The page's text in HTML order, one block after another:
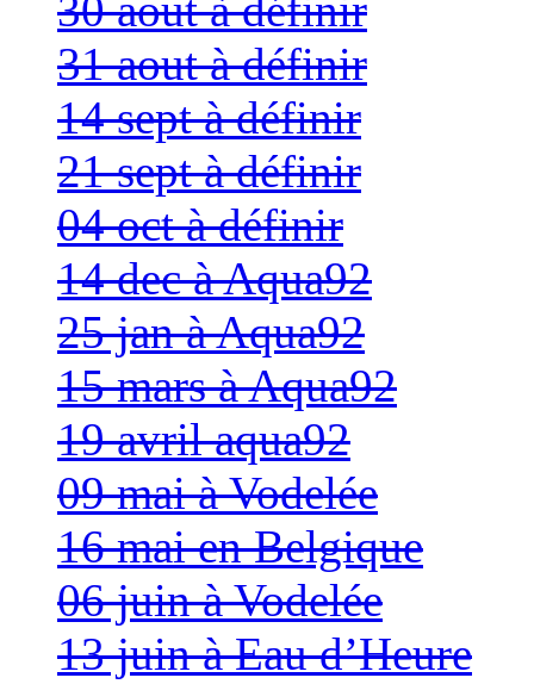
30 aout à définir
31 aout à définir
14 sept à définir
21 sept à définir
04 oct à définir
14 dec à Aqua92
25 jan à Aqua92
15 mars à Aqua92
19 avril aqua92
09 mai à Vodelée
16 mai en Belgique
06 juin à Vodelée
13 juin à Eau d’Heure